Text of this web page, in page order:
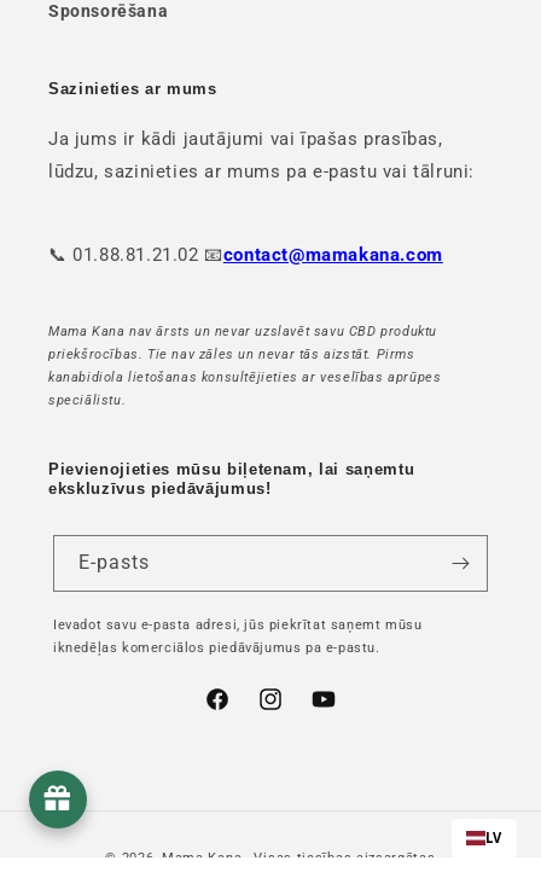
Sponsorēšana
Sazinieties ar mums
Ja jums ir kādi jautājumi vai īpašas prasības,
lūdzu, sazinieties ar mums pa e-pastu vai tālruni:
📞 01.88.81.21.02 📧contact@mamakana.com
Mama Kana nav ārsts un nevar uzslavēt savu CBD produktu
priekšrocības. Tie nav zāles un nevar tās aizstāt. Pirms
kanabidiola lietošanas konsultējieties ar veselības aprūpes
speciālistu.
Pievienojieties mūsu biļetenam, lai saņemtu
ekskluzīvus piedāvājumus!
E-pasts
Ievadot savu e-pasta adresi, jūs piekrītat saņemt mūsu
iknedēļas komerciālos piedāvājumus pa e-pastu.
FacebookInstagramYouTube
© 2026, Mama Kana - Visas tiesības aizsargātas
LV